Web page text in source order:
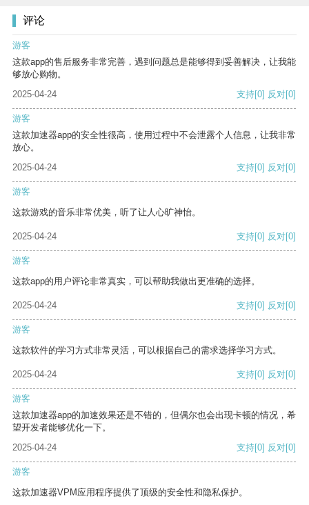
评论
游客
这款app的售后服务非常完善，遇到问题总是能够得到妥善解决，让我能
够放心购物。
2025-04-24
支持[0] 反对[0]
游客
这款加速器app的安全性很高，使用过程中不会泄露个人信息，让我非常
放心。
2025-04-24
支持[0] 反对[0]
游客
这款游戏的音乐非常优美，听了让人心旷神怡。
2025-04-24 支持[0] 反对[0]
游客
这款app的用户评论非常真实，可以帮助我做出更准确的选择。
2025-04-24 支持[0] 反对[0]
游客
这款软件的学习方式非常灵活，可以根据自己的需求选择学习方式。
2025-04-24 支持[0] 反对[0]
游客
这款加速器app的加速效果还是不错的，但偶尔也会出现卡顿的情况，希
望开发者能够优化一下。
2025-04-24
支持[0] 反对[0]
游客
这款加速器VPM应用程序提供了顶级的安全性和隐私保护。